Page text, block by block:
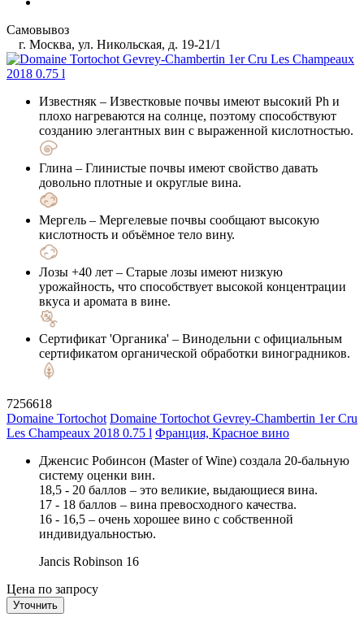
Самовывоз
г. Москва, ул. Никольская, д. 19-21/1
Известняк – Известковые почвы имеют высокий Ph и
плохо нагреваются на солнце, поэтому способствуют
созданию элегантных вин с выраженной кислотностью.
Глина – Глинистые почвы имеют свойство давать
довольно плотные и округлые вина.
Мергель – Мергелевые почвы сообщают высокую
кислотность и объёмное тело вину.
Лозы +40 лет – Старые лозы имеют низкую
урожайность, что способствует высокой концентрации
вкуса и аромата в вине.
Сертификат 'Органика' – Винодельни с официальным
сертификатом органической обработки виноградников.
7256618
Domaine Tortochot Domaine Tortochot Gevrey-Chambertin 1er Cru
Les Champeaux 2018 0.75 l Франция, Красное вино
Дженсис Робинсон (Master of Wine) создала 20-бальную
систему оценки вин.
18,5 - 20 баллов – это великие, выдающиеся вина.
17 - 18 баллов – вина превосходного качества.
16 - 16,5 – очень хорошее вино с собственной
индивидуальностью.
Jancis Robinson 16
Цена по запросу
Уточнить